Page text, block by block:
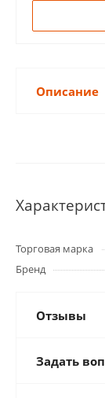
Описание
Торговая марка
Бренд
Отзывы
Задать